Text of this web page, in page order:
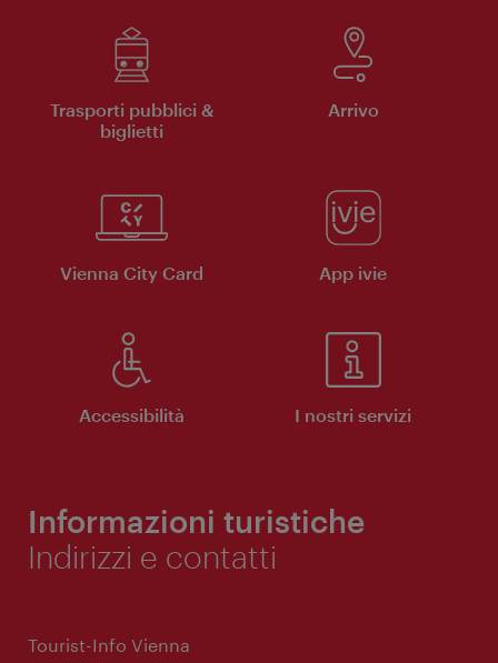
Trasporti pubblici &
biglietti
Arrivo
Vienna City Card App ivie
Accessibilità I nostri servizi
Informazioni turistiche
Indirizzi e contatti
Tourist-Info Vienna